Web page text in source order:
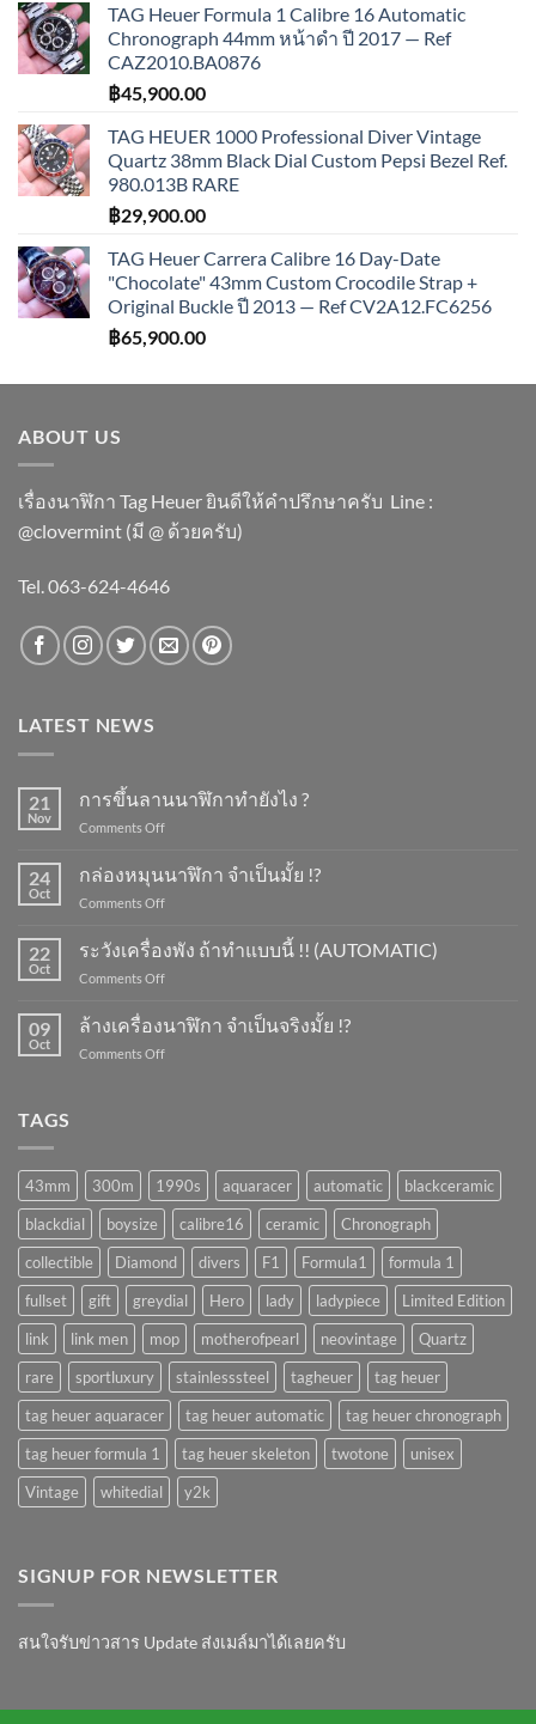
TAG Heuer Formula 1 Calibre 16 Automatic
Chronograph 44mm หน้าดำ ปี 2017 — Ref
CAZ2010.BA0876
฿45,900.00
TAG HEUER 1000 Professional Diver Vintage
Quartz 38mm Black Dial Custom Pepsi Bezel Ref.
980.013B RARE
฿29,900.00
TAG Heuer Carrera Calibre 16 Day-Date
"Chocolate" 43mm Custom Crocodile Strap +
Original Buckle ปี 2013 — Ref CV2A12.FC6256
฿65,900.00
ABOUT US
เรื่องนาฬิกา Tag Heuer ยินดีให้คำปรึกษาครับ ​Line :
@clovermint (มี @ ด้วยครับ)
Tel. 063-624-4646
LATEST NEWS
21
Nov
การขึ้นลานนาฬิกาทำยังไง ?
Comments Offon
ลาน
นาฬิกา
ยัง
24
Oct
กล่องหมุนนาฬิกา จำเป็นมั้ย !?
Comments Offon
หมุน
นาฬิกา
จำเป็น
!?
22
Oct
ระวังเครื่องพัง ถ้าทำแบบนี้ !! (AUTOMATIC)
Comments Offon
เครื่อง
พัง
ถ้า
09
Oct
ล้างเครื่องนาฬิกา จำเป็นจริงมั้ย !?
Comments Offon
มั้ย
!?
TAGS
43mm 300m 1990s aquaracer automatic
blackceramic
blackdial
boysize calibre16 ceramic
Chronograph
collectible
Diamond divers F1 Formula1
formula 1
fullset
gift greydial Hero lady ladypiece
Limited Edition
link
link men mop motherofpearl neovintage
Quartz
rare
sportluxury stainlesssteel tagheuer
tag heuer
tag heuer aquaracer
tag heuer automatic
tag heuer chronograph
tag heuer formula 1
tag heuer skeleton twotone
unisex
Vintage
whitedial y2k
SIGNUP FOR NEWSLETTER
สนใจรับข่าวสาร Update ส่งเมล์มาได้เลยครับ